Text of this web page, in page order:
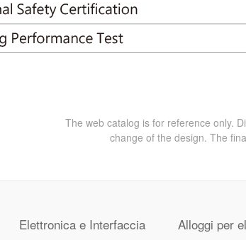
The web catalog is for reference only.
change of the design. The
Elettronica e Interfaccia Alloggi per